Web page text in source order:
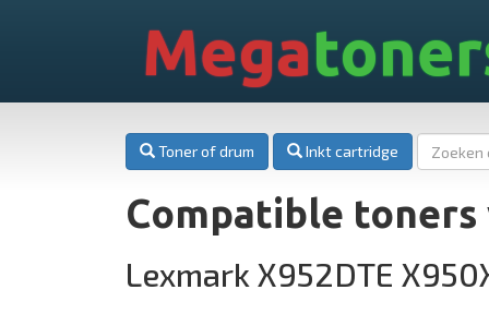
Mega
Toner of drum Inkt cartridge
Compatible toners
Lexmark X952DTE